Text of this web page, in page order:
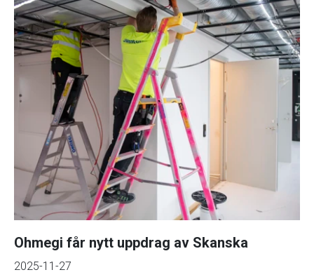
Ohmegi får nytt uppdrag av Skanska
2025-11-27